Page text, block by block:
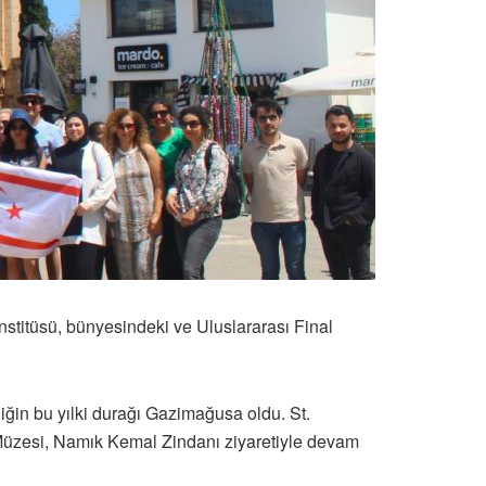
bünyesindeki ve Uluslararası Final
bu yılki durağı Gazimağusa oldu. St.
Namık Kemal Zindanı ziyaretiyle devam